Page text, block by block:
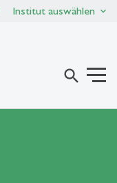
Institut auswählen
search